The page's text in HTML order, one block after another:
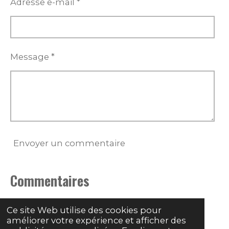
Ce site Web utilise des cookies pour
améliorer votre expérience et afficher des
Message *
Envoyer un commentaire
Commentaires
Il n'y a pas encore de commentaire.